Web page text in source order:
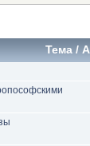
Тема/